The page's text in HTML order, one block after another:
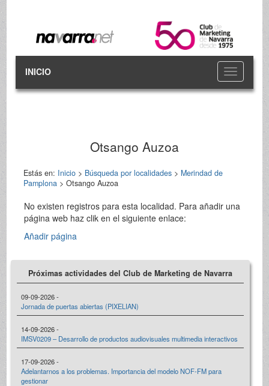
Toggle
navigation
INICIO
Otsango Auzoa
Estás en: Inicio> Búsqueda por localidades> Merindad de
Pamplona> Otsango Auzoa
No existen registros para esta localidad. Para añadir una
página web haz clik en el siguiente enlace:
Añadir página
Próximas actividades del Club de Marketing de Navarra
09-09-2026 -
Jornada de puertas abiertas (PIXELIAN)
14-09-2026 -
IMSV0209 – Desarrollo de productos audiovisuales multimedia interactivos
17-09-2026 -
Adelantarnos a los problemas. Importancia del modelo NOF-FM para
gestionar